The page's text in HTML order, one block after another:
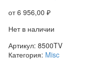
от6 956,00 ₽
Нет в наличии
Артикул: 8500TV
Категория: Misc